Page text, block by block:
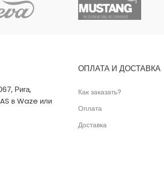
Рига,
в Waze или
ОПЛАТА И ДОСТАВКА
Как заказать?
Оплата
Доставка